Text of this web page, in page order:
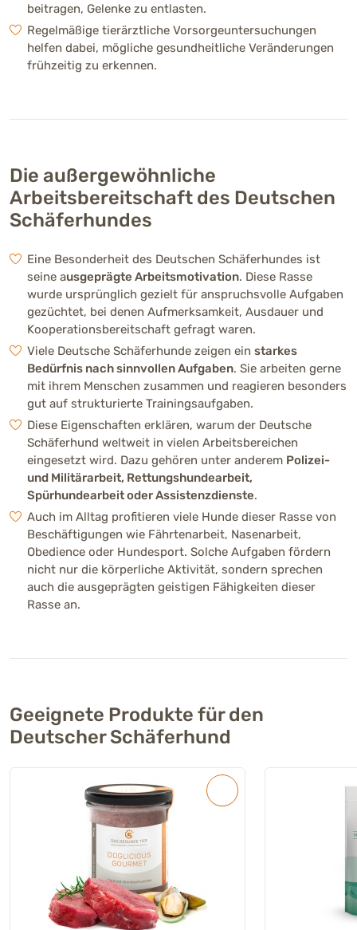
beitragen, Gelenke zu entlasten.
Regelmäßige tierärztliche Vorsorgeuntersuchungen
helfen dabei, mögliche gesundheitliche Veränderungen
frühzeitig zu erkennen.
Die außergewöhnliche
Arbeitsbereitschaft des Deutschen
Schäferhundes
Eine Besonderheit des Deutschen Schäferhundes ist
seine ausgeprägte Arbeitsmotivation. Diese Rasse
wurde ursprünglich gezielt für anspruchsvolle Aufgaben
gezüchtet, bei denen Aufmerksamkeit, Ausdauer und
Kooperationsbereitschaft gefragt waren.
Viele Deutsche Schäferhunde zeigen ein starkes
Bedürfnis nach sinnvollen Aufgaben. Sie arbeiten gerne
mit ihrem Menschen zusammen und reagieren besonders
gut auf strukturierte Trainingsaufgaben.
Diese Eigenschaften erklären, warum der Deutsche
Schäferhund weltweit in vielen Arbeitsbereichen
eingesetzt wird. Dazu gehören unter anderem Polizei-
und Militärarbeit, Rettungshundearbeit,
Spürhundearbeit oder Assistenzdienste.
Auch im Alltag profitieren viele Hunde dieser Rasse von
Beschäftigungen wie Fährtenarbeit, Nasenarbeit,
Obedience oder Hundesport. Solche Aufgaben fördern
nicht nur die körperliche Aktivität, sondern sprechen
auch die ausgeprägten geistigen Fähigkeiten dieser
Rasse an.
Geeignete Produkte für den
Deutscher Schäferhund